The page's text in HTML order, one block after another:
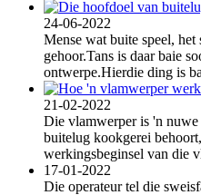
24-06-2022
Mense wat buite speel,
gehoor.Tans is daar baie
ontwerpe.Hierdie ding is
21-02-2022
Die vlamwerper is 'n
buitelug kookgerei
werkingsbeginsel van die
17-01-2022
Die operateur tel die